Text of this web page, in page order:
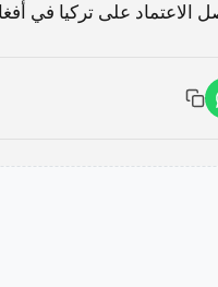
الاعتماد على تركيا في